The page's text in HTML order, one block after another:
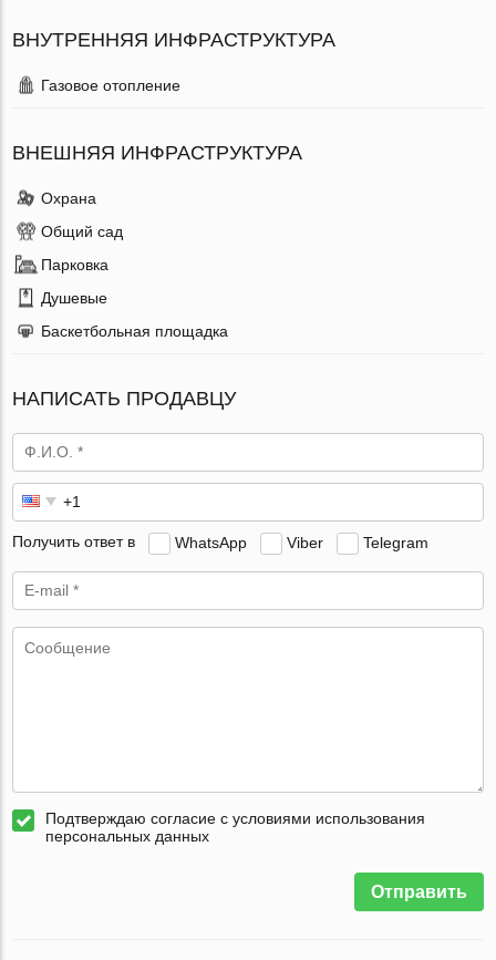
ВНУТРЕННЯЯ ИНФРАСТРУКТУРА
Газовое отопление
ВНЕШНЯЯ ИНФРАСТРУКТУРА
Охрана
Общий сад
Парковка
Душевые
Баскетбольная площадка
НАПИСАТЬ ПРОДАВЦУ
Получить ответ в WhatsApp Viber Telegram
Подтверждаю согласие с условиями использования
персональных данных
Отправить